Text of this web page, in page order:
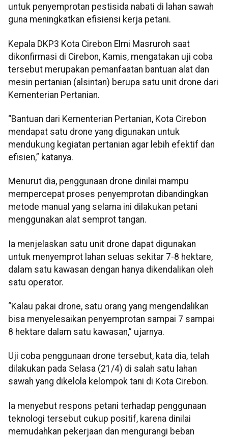
untuk penyemprotan pestisida nabati di lahan sawah
guna meningkatkan efisiensi kerja petani.
Kepala DKP3 Kota Cirebon Elmi Masruroh saat
dikonfirmasi di Cirebon, Kamis, mengatakan uji coba
tersebut merupakan pemanfaatan bantuan alat dan
mesin pertanian (alsintan) berupa satu unit drone dari
Kementerian Pertanian.
“Bantuan dari Kementerian Pertanian, Kota Cirebon
mendapat satu drone yang digunakan untuk
mendukung kegiatan pertanian agar lebih efektif dan
efisien,” katanya.
Menurut dia, penggunaan drone dinilai mampu
mempercepat proses penyemprotan dibandingkan
metode manual yang selama ini dilakukan petani
menggunakan alat semprot tangan.
Ia menjelaskan satu unit drone dapat digunakan
untuk menyemprot lahan seluas sekitar 7-8 hektare,
dalam satu kawasan dengan hanya dikendalikan oleh
satu operator.
“Kalau pakai drone, satu orang yang mengendalikan
bisa menyelesaikan penyemprotan sampai 7 sampai
8 hektare dalam satu kawasan,” ujarnya.
Uji coba penggunaan drone tersebut, kata dia, telah
dilakukan pada Selasa (21/4) di salah satu lahan
sawah yang dikelola kelompok tani di Kota Cirebon.
Ia menyebut respons petani terhadap penggunaan
teknologi tersebut cukup positif, karena dinilai
memudahkan pekerjaan dan mengurangi beban